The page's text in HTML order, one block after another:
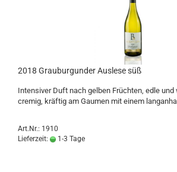
2018 Grauburgunder Auslese süß
Intensiver Duft nach gelben Früchten, edle und
cremig, kräftig am Gaumen mit einem
Art.Nr.: 1910
Lieferzeit:
1-3 Tage